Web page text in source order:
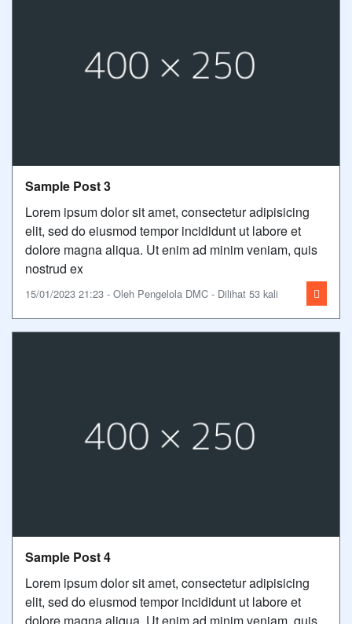
Sample Post 3
Lorem ipsum dolor sit amet, consectetur adipisicing
elit, sed do eiusmod tempor incididunt ut labore et
dolore magna aliqua. Ut enim ad minim veniam, quis
nostrud ex
15/01/2023 21:23 - Oleh Pengelola DMC - Dilihat 53 kali
Sample Post 4
Lorem ipsum dolor sit amet, consectetur adipisicing
elit, sed do eiusmod tempor incididunt ut labore et